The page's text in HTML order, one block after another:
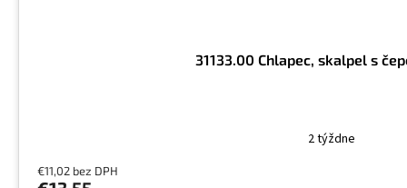
31133.00 Chlapec, skalpel s
2 týždne
€11,02 bez DPH